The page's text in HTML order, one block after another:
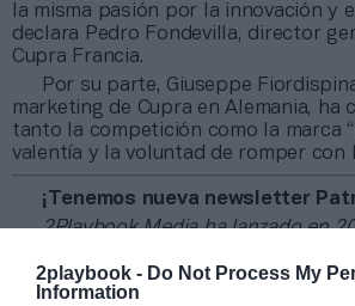
2playbook - Do Not Process My
Information
la misma pasión por la innovación y
declara Pedro Fondevilla, director
Cupra Francia.
Por su parte, Giuseppe
marketing de Cupra en Alemania, ha
tanto la competición como la marca
valentía y la voluntad de romper con
¡Tenemos nueva newsletter
2Playbook Media ha lanzado en
newsletter mensual especializado en
tomamos el pulso al sector
marcado la actualidad del sector,